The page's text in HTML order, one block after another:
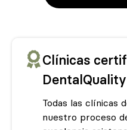
Clínicas
Todas las clínicas
nuestro proceso